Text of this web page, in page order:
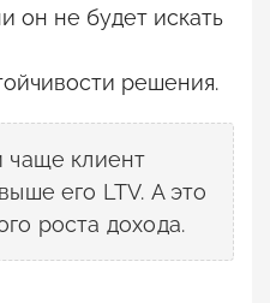
он не будет искать
решения.
клиент
его LTV. А это
роста дохода.